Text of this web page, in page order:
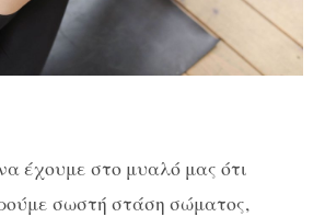
έχουμε στο μυαλό μας ότι
σωστή στάση σώματος,